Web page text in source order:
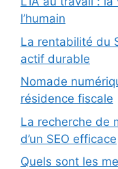
l’humain
La rentabilité du
actif durable
Nomade
résidence fiscale
La recherche de
d’un SEO efficace
Quels sont les